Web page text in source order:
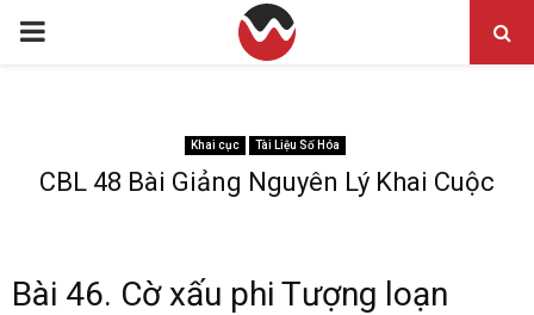
PRIMARY
Khai cục Tài Liệu Số Hóa
CBL 48 Bài Giảng Nguyên Lý Khai Cuộc
Bài 46. Cờ xấu phi Tượng loạn